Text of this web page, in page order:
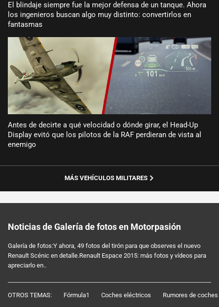
El blindaje siempre fue la mejor defensa de un tanque. Ahora
los ingenieros buscan algo muy distinto: convertirlos en
fantasmas
Antes de decirte a qué velocidad o dónde girar, el Head-Up
Display evitó que los pilotos de la RAF perdieran de vista al
enemigo
MÁS VEHÍCULOS MILITARES
Noticias de Galería de fotos en Motorpasión
Galería de fotos:Y ahora, 49 fotos del tirón para que observes el nuevo
Renault Scénic en detalle.Renault Espace 2015: más fotos y vídeos para
apreciarlo en..
OTROS TEMAS: Fórmula1 Coches eléctricos Rumores de coches